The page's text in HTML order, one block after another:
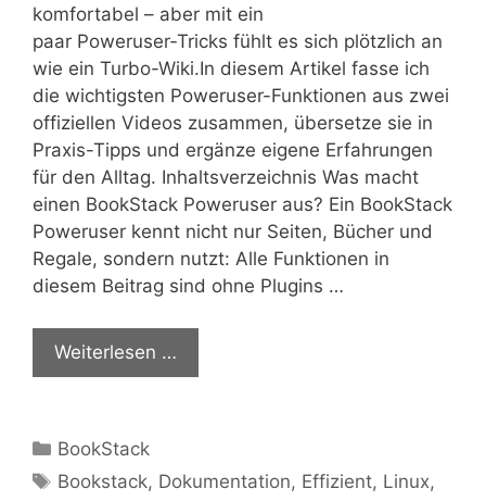
komfortabel – aber mit ein
paar Poweruser‑Tricks fühlt es sich plötzlich an
wie ein Turbo-Wiki.In diesem Artikel fasse ich
die wichtigsten Poweruser-Funktionen aus zwei
offiziellen Videos zusammen, übersetze sie in
Praxis-Tipps und ergänze eigene Erfahrungen
für den Alltag. Inhaltsverzeichnis Was macht
einen BookStack Poweruser aus? Ein BookStack
Poweruser kennt nicht nur Seiten, Bücher und
Regale, sondern nutzt: Alle Funktionen in
diesem Beitrag sind ohne Plugins …
Weiterlesen …
Kategorien
BookStack
Schlagwörter
Bookstack, Dokumentation, Effizient, Linux,